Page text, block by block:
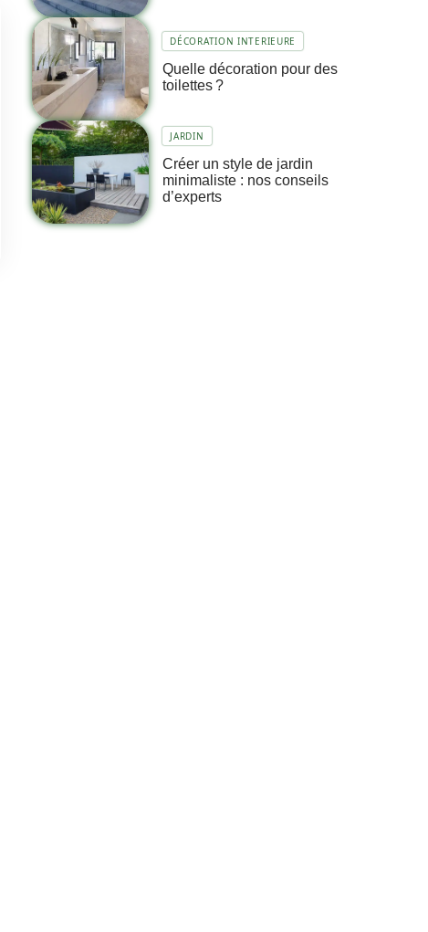
DÉCORATION INTERIEURE
Quelle décoration pour des
toilettes ?
JARDIN
Créer un style de jardin
minimaliste : nos conseils
d’experts